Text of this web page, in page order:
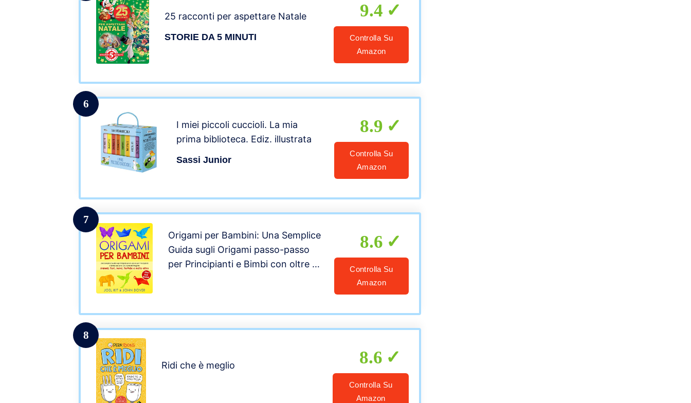
25 racconti per aspettare Natale
STORIE DA 5 MINUTI
9.4
Controlla Su
Amazon
6
I miei piccoli cuccioli. La mia
prima biblioteca. Ediz. illustrata
Sassi Junior
8.9
Controlla Su
Amazon
7
Origami per Bambini: Una Semplice
Guida sugli Origami passo-passo
per Principianti e Bimbi con oltre 30
8.6
Controlla Su
Amazon
8
Ridi che è meglio 8.6
Controlla Su
Amazon